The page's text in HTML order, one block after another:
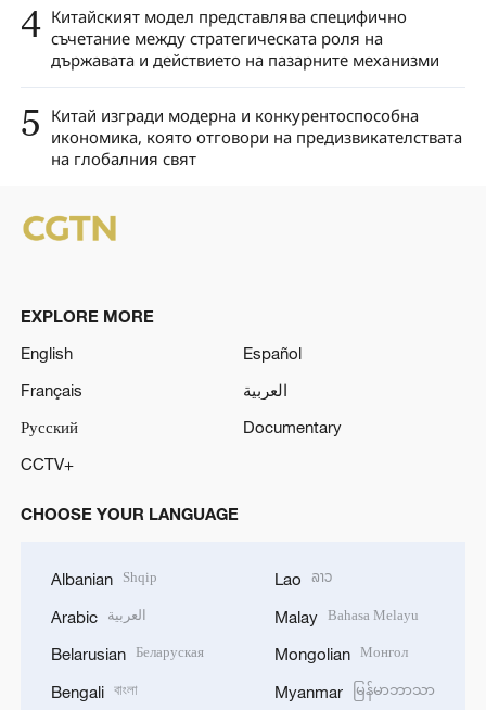
4 Китайският модел представлява специфично
съчетание между стратегическата роля на
държавата и действието на пазарните механизми
5 Китай изгради модерна и конкурентоспособна
икономика, която отговори на предизвикателствата
на глобалния свят
EXPLORE MORE
English
Español
Français
العربية
Русский
Documentary
CCTV+
CHOOSE YOUR LANGUAGE
Albanian Shqip
Arabic العربية
Belarusian Беларуская
Bengali বাংলা
Lao ລາວ
Malay Bahasa Melayu
Mongolian Монгол
Myanmar မြန်မာဘာသာ